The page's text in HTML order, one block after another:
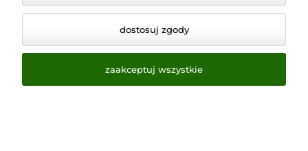
dostosuj zgody
zaakceptuj wszystkie